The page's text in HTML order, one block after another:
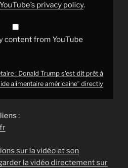
YouTube’s privacy policy.
content from YouTube
: Donald Trump s'est dit prêt à
alimentaire américaine" directly
:
sur la vidéo et son
la vidéo directement sur